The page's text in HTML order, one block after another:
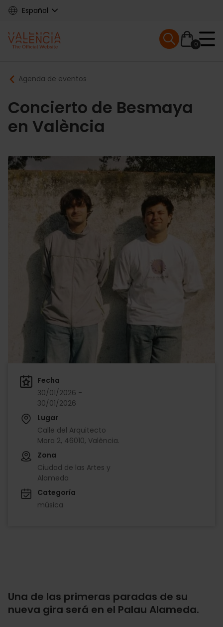
Skip
content
Español
Main
navigation
0
Mobile menu
Breadcrumb
Agenda de eventos
Concierto de Besmaya
en València
Fecha
30/01/2026 -
30/01/2026
Lugar
Calle del Arquitecto
Mora 2, 46010, València.
Zona
Ciudad de las Artes y
Alameda
Categoría
música
Una de las primeras paradas de su
nueva gira será en el Palau Alameda.